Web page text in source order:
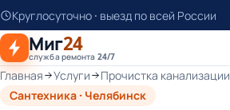
К
основному
контенту
Круглосуточно · выезд по всей России
Миг24
служба ремонта 24/7
Главная Услуги Прочистка канализации
Сантехника · Челябинск